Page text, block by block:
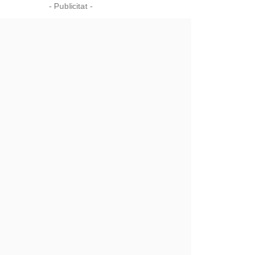
- Publicitat -